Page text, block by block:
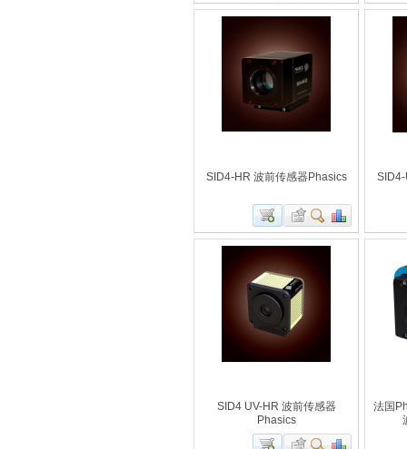
SID4-HR 波前传感器Phasics
SID4 UV-HR 波前传感器
Phasics
法国